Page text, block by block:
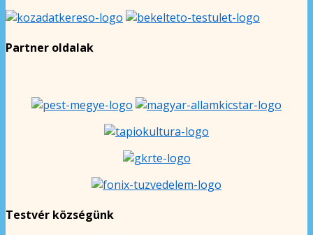
Partner oldalak
Testvér községünk